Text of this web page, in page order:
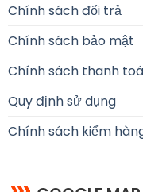
Chính sách đổi trả
Chính sách bảo mật
Chính sách thanh
Quy định sử dụng
Chính sách kiểm